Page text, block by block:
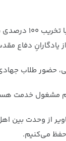
یادگارانِ
حضور طلاب
مشغول خدمت
وحدت بین اهل
حفظ می‌کنیم.